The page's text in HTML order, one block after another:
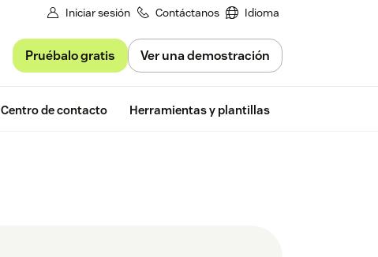
Iniciar sesión Contáctanos Idioma
Pruébalo gratis Ver una demostración
Centro de contacto Herramientas y plantillas